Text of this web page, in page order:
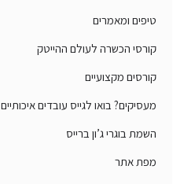
טיפים ומאמרים
קורסי הכשרה לעולם ההייטק
קורסים מקצועיים
מעסיקים? בואו לגייס עובדים איכותיים
השמת בוגרי ג’ון ברייס
מפת אתר